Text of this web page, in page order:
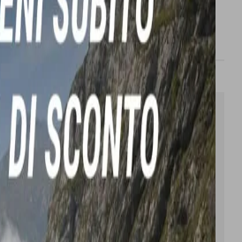
snowboard
Tu sei qui: